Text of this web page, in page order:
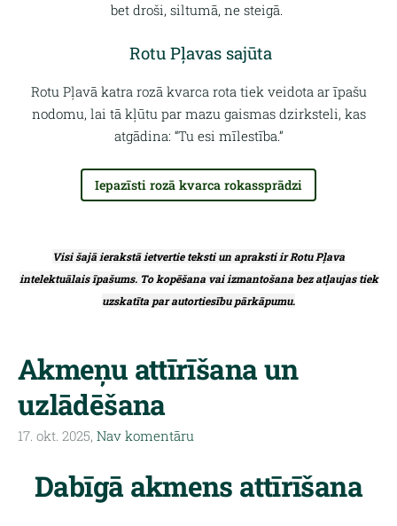
bet droši, siltumā, ne steigā.
Rotu Pļavas sajūta
Rotu Pļavā katra rozā kvarca rota tiek veidota ar īpašu
nodomu, lai tā kļūtu par mazu gaismas dzirksteli, kas
atgādina: “Tu esi mīlestība.”
Iepazīsti rozā kvarca rokassprādzi
Visi šajā ierakstā ietvertie teksti un apraksti ir Rotu Pļava
intelektuālais īpašums. To kopēšana vai izmantošana bez atļaujas tiek
uzskatīta par autortiesību pārkāpumu.
Akmeņu attīrīšana un
uzlādēšana
17. okt. 2025, Nav komentāru
Dabīgā akmens attīrīšana